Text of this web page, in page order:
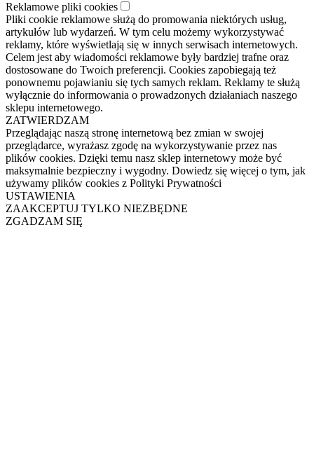
Reklamowe pliki cookies
Pliki cookie reklamowe służą do promowania niektórych usług,
artykułów lub wydarzeń. W tym celu możemy wykorzystywać
reklamy, które wyświetlają się w innych serwisach internetowych.
Celem jest aby wiadomości reklamowe były bardziej trafne oraz
dostosowane do Twoich preferencji. Cookies zapobiegają też
ponownemu pojawianiu się tych samych reklam. Reklamy te służą
wyłącznie do informowania o prowadzonych działaniach naszego
sklepu internetowego.
ZATWIERDZAM
Przeglądając naszą stronę internetową bez zmian w swojej
przeglądarce, wyrażasz zgodę na wykorzystywanie przez nas
plików cookies. Dzięki temu nasz sklep internetowy może być
maksymalnie bezpieczny i wygodny. Dowiedz się więcej o tym, jak
używamy plików cookies z Polityki Prywatności
USTAWIENIA
ZAAKCEPTUJ TYLKO NIEZBĘDNE
ZGADZAM SIĘ